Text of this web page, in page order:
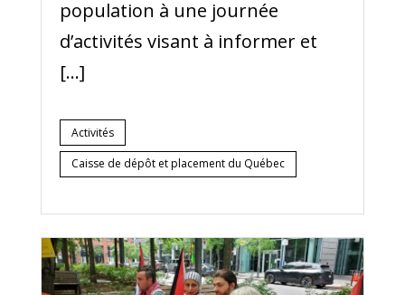
population à une journée
d’activités visant à informer et
[…]
Activités
Caisse de dépôt et placement du Québec